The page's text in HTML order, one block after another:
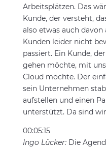
Arbeitsplätzen. Das
Kunde, der versteht,
also etwas auch
Kunden leider nicht
passiert. Ein Kunde,
gehen möchte, mit
Cloud möchte. Der
sein Unternehmen
aufstellen und einen
unterstützt. Da sind
00:05:15
Ingo Lücker: Die